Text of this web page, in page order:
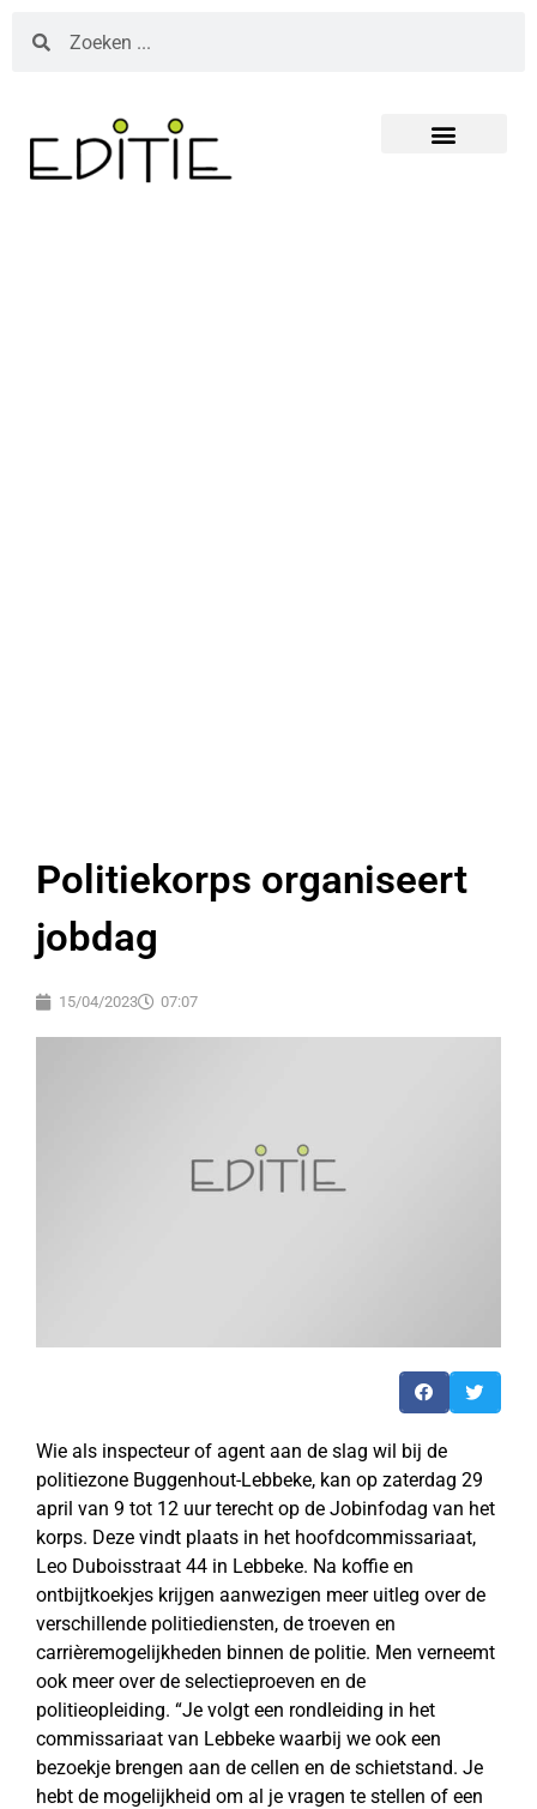
Politiekorps organiseert
jobdag
15/04/2023 07:07
Wie als inspecteur of agent aan de slag wil bij de
politiezone Buggenhout-Lebbeke, kan op zaterdag 29
april van 9 tot 12 uur terecht op de Jobinfodag van het
korps. Deze vindt plaats in het hoofdcommissariaat,
Leo Duboisstraat 44 in Lebbeke. Na koffie en
ontbijtkoekjes krijgen aanwezigen meer uitleg over de
verschillende politiediensten, de troeven en
carrièremogelijkheden binnen de politie. Men verneemt
ook meer over de selectieproeven en de
politieopleiding. “Je volgt een rondleiding in het
commissariaat van Lebbeke waarbij we ook een
bezoekje brengen aan de cellen en de schietstand. Je
hebt de mogelijkheid om al je vragen te stellen of een